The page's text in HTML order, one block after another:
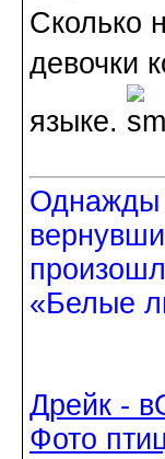
Сколько
девочки
языке.
Однажды
«Белые
Дрейк -
Фото